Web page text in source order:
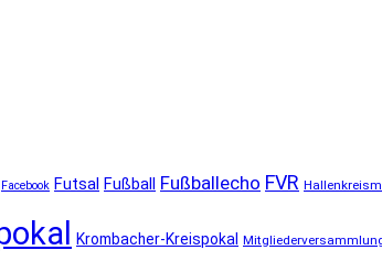
Facebook Futsal Fußball Fußballecho FVR
Krombacher-Kreispokal